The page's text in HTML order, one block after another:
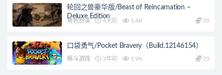
轮回之兽豪华版/Beast of Reincarnation –
Deluxe Edition
角色扮演 4天前 1.4K 70
口袋勇气/Pocket Bravery（Build.12146154）
格斗游戏 3年前 1.9K 70